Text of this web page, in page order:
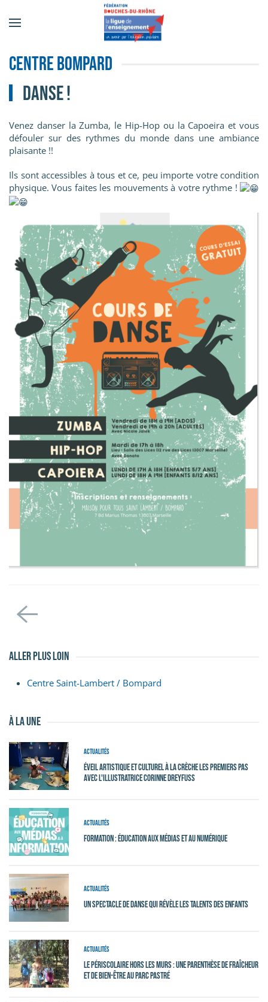
Accéder au contenu principal
Centre Bompard
DANSE !
Venez danser la Zumba, le Hip-Hop ou la Capoeira et vous
défouler sur des rythmes du monde dans une ambiance
plaisante !!
Ils sont accessibles à tous et ce, peu importe votre condition
physique. Vous faites les mouvements à votre rythme !
aller plus loin
Centre Saint-Lambert / Bompard
à la une
Actualités
Éveil Artistique et Culturel à la crèche Les Premiers Pas
avec l'illustratrice Corinne Dreyfuss
Actualités
Formation : Éducation aux médias et au numérique
Actualités
Un spectacle de danse qui révèle les talents des enfants
Actualités
Le périscolaire hors les murs : une parenthèse de fraîcheur
et de bien-être au Parc Pastré